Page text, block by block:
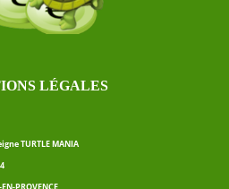
LÉGALES
TURTLE MANIA
PROVENCE